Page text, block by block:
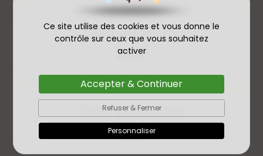
Ce site utilise des cookies et vous donne le
contrôle sur ceux que vous souhaitez
activer
Accepter & Continuer
Refuser & Fermer
Personnaliser
Fondant parfumé Lilas
2.00€
Fondant parfumé Jasmin
2.00€